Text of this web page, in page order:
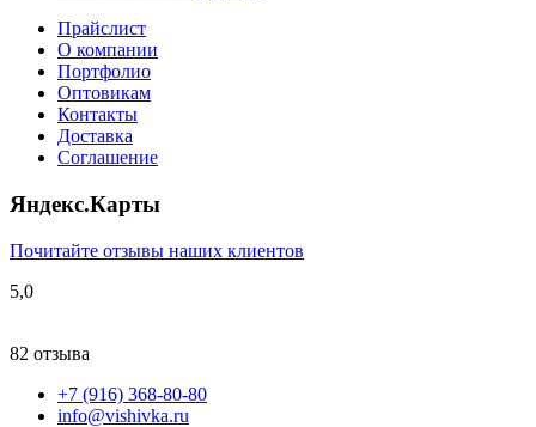
Прайслист
О компании
Портфолио
Оптовикам
Контакты
Доставка
Соглашение
Яндекс.Карты
Почитайте отзывы наших клиентов
5,0
82 отзыва
+7 (916) 368-80-80
info@vishivka.ru